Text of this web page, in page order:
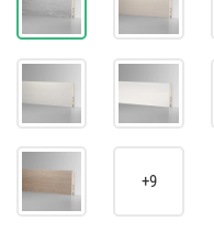
+9